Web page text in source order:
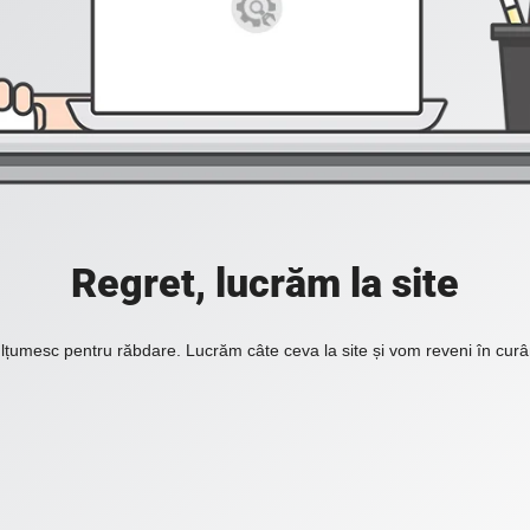
Regret, lucrăm la site
pentru răbdare. Lucrăm câte ceva la site și vom reveni în